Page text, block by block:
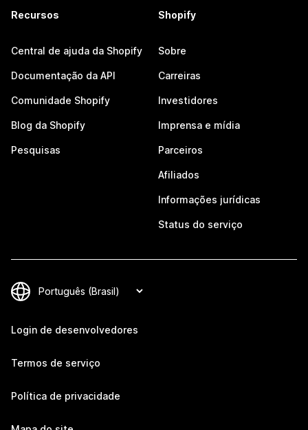
Recursos
Central de ajuda da Shopify
Documentação da API
Comunidade Shopify
Blog da Shopify
Pesquisas
Shopify
Sobre
Carreiras
Investidores
Imprensa e mídia
Parceiros
Afiliados
Informações jurídicas
Status do serviço
Login de desenvolvedores
Termos de serviço
Política de privacidade